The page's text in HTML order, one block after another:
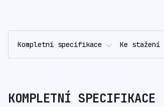
Kompletní specifikace Ke stažení
KOMPLETNÍ SPECIFIKACE